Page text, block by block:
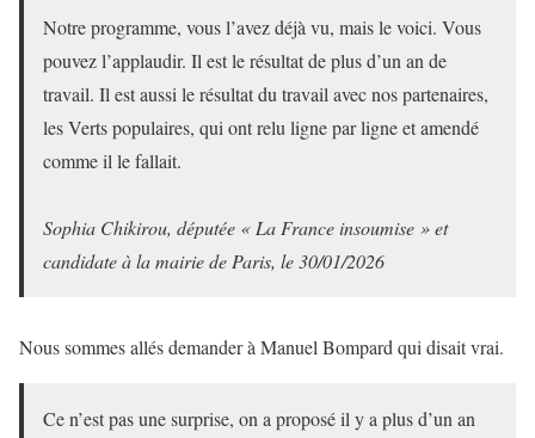
Notre programme, vous l’avez déjà vu, mais le voici. Vous
pouvez l’applaudir. Il est le résultat de plus d’un an de
travail. Il est aussi le résultat du travail avec nos partenaires,
les Verts populaires, qui ont relu ligne par ligne et amendé
comme il le fallait.
Sophia Chikirou, députée « La France insoumise » et
candidate à la mairie de Paris, le 30/01/2026
Nous sommes allés demander à Manuel Bompard qui disait vrai.
Ce n’est pas une surprise, on a proposé il y a plus d’un an